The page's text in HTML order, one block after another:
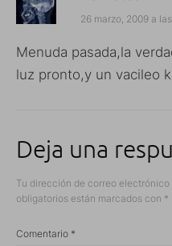
26 marzo, 2009 a
Menuda pasada,la
luz pronto,y un vacileo
Deja una
Tu dirección de correo electrónico
obligatorios están marcados con *
Comentario *